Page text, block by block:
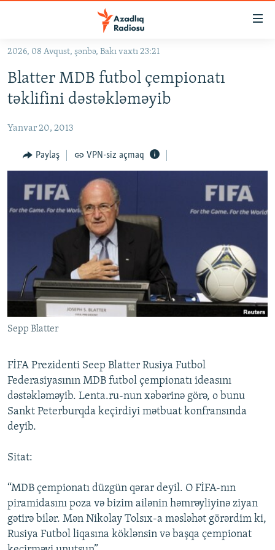
Əsas
qayıt
Əsas
qayıt
#ƏSLINDƏ
FƏRQƏ BAX
ARAŞDIRMA
FOTOQALEREYA
İNFOQRAFIKA
RADIO ARXIV
OXU ZALI
AZƏRBAYCAN ƏDƏBIYYATI KITABXANASI
İSLAM VƏ DEMOKRATIYA
İZ - MƏDƏNIYYƏT PROQRAMI
HAQQIMIZDA
MISSIYAMIZ
PEŞƏ ETIKASI VƏ JURNALISTIKA STANDARTLARIMIZ
MATERIALLARIMIZDAN ISTIFADƏ
BIZIMLƏ ƏLAQƏ
XƏBƏR BÜLLETENLƏRIMIZ
BIZI IZLƏ
2026, 08 Avqust, şənbə, Bakı vaxtı 23:21
Blatter MDB futbol çempionatı
təklifini dəstəkləməyib
Yanvar 20, 2013
Paylaş VPN-siz açmaq
Sepp Blatter
FİFA Prezidenti Seep Blatter Rusiya Futbol
Federasiyasının MDB futbol çempionatı ideasını
dəstəkləməyib. Lenta.ru-nun xəbərinə görə, o bunu
Sankt Peterburqda keçirdiyi mətbuat konfransında
deyib.
Sitat:
“MDB çempionatı düzgün qərar deyil. O FİFA-nın
piramidasını poza və bizim ailənin həmrəyliyinə ziyan
gətirə bilər. Mən Nikolay Tolsıx-a məsləhət görərdim ki,
Rusiya Futbol liqasına köklənsin və başqa çempionat